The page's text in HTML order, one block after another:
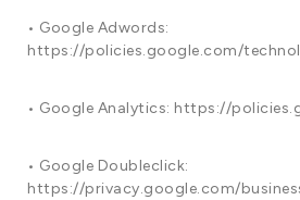
• Google Adwords:
https://policies.google.com/
• Google Analytics: https://
• Google Doubleclick:
https://privacy.google.com/